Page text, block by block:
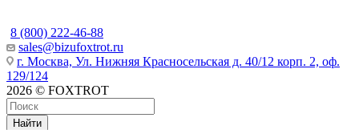
8 (800) 222-46-88
sales@bizufoxtrot.ru
г. Москва, Ул. Нижняя Красносельская д. 40/12 корп. 2, оф.
129/124
2026 © FOXTROT
Найти